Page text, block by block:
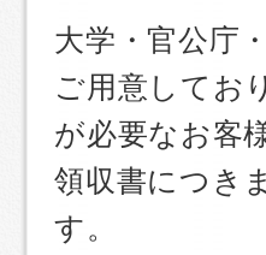
大学・官公庁
ご用意してお
が必要なお客
領収書につき
す。